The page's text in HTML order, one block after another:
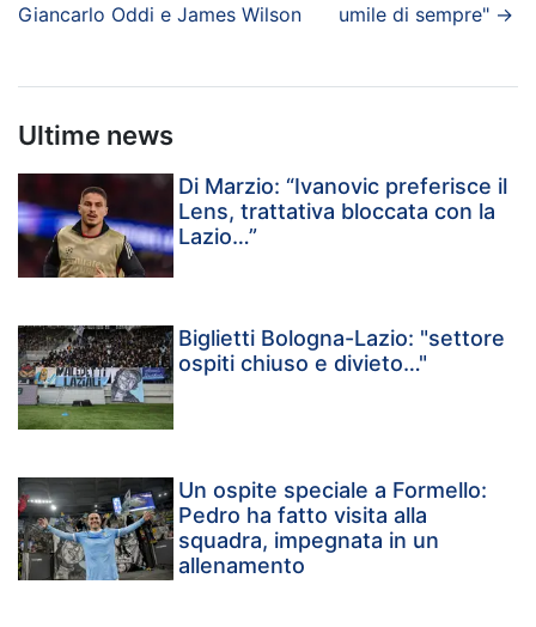
Giancarlo Oddi e James Wilson
umile di sempre"→
Ultime news
Di Marzio: “Ivanovic preferisce il
Lens, trattativa bloccata con la
Lazio…”
Biglietti Bologna-Lazio: "settore
ospiti chiuso e divieto…"
Un ospite speciale a Formello:
Pedro ha fatto visita alla
squadra, impegnata in un
allenamento